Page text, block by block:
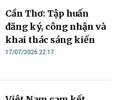
Cần Thơ: Tập huấn
đăng ký, công nhận và
khai thác sáng kiến
17/07/2026 22:17